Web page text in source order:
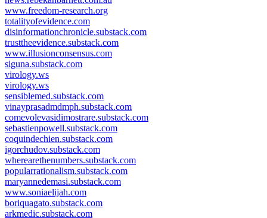
www.freedom-research.org
totalityofevidence.com
disinformationchronicle.substack.com
trusttheevidence.substack.com
www.illusionconsensus.com
siguna.substack.com
virology.ws
virology.ws
sensiblemed.substack.com
vinayprasadmdmph.substack.com
comevolevasidimostrare.substack.com
sebastienpowell.substack.com
coquindechien.substack.com
igorchudov.substack.com
wherearethenumbers.substack.com
popularrationalism.substack.com
maryannedemasi.substack.com
www.soniaelijah.com
boriquagato.substack.com
arkmedic.substack.com